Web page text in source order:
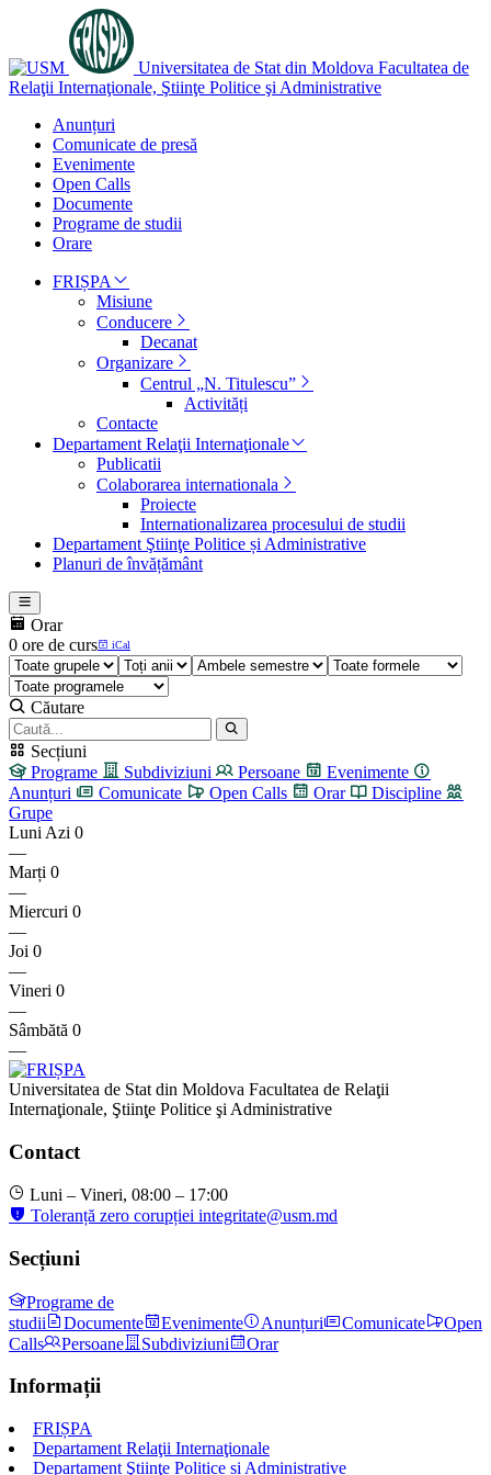
Universitatea de Stat din Moldova Facultatea de
Relaţii Internaţionale, Ştiinţe Politice şi Administrative
Anunțuri
Comunicate de presă
Evenimente
Open Calls
Documente
Programe de studii
Orare
FRIȘPA
Misiune
Conducere
Decanat
Organizare
Centrul „N. Titulescu”
Activități
Contacte
Departament Relaţii Internaţionale
Publicatii
Colaborarea internationala
Proiecte
Internationalizarea procesului de studii
Departament Ştiinţe Politice și Administrative
Planuri de învățământ
Orar
0 ore de curs
iCal
Căutare
Secțiuni
Programe
Subdiviziuni Persoane
Evenimente
Anunțuri
Comunicate Open Calls Orar
Discipline
Grupe
Luni Azi 0
—
Marți 0
—
Miercuri 0
—
Joi 0
—
Vineri 0
—
Sâmbătă 0
—
Universitatea de Stat din Moldova Facultatea de Relaţii
Internaţionale, Ştiinţe Politice şi Administrative
Contact
Luni – Vineri, 08:00 – 17:00
Toleranță zero corupției integritate@usm.md
Secțiuni
Programe de
studii
Documente Evenimente Anunțuri Comunicate
Open
Calls
Persoane Subdiviziuni Orar
Informații
FRIȘPA
Departament Relaţii Internaţionale
Departament Ştiinţe Politice și Administrative